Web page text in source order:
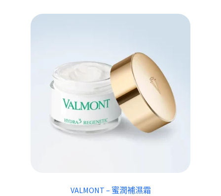
VALMONT – 蜜潤補濕霜